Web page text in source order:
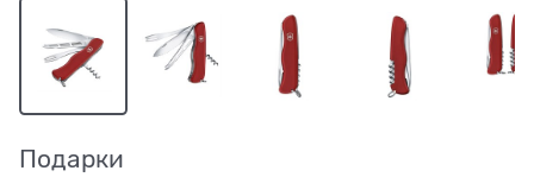
Подарки